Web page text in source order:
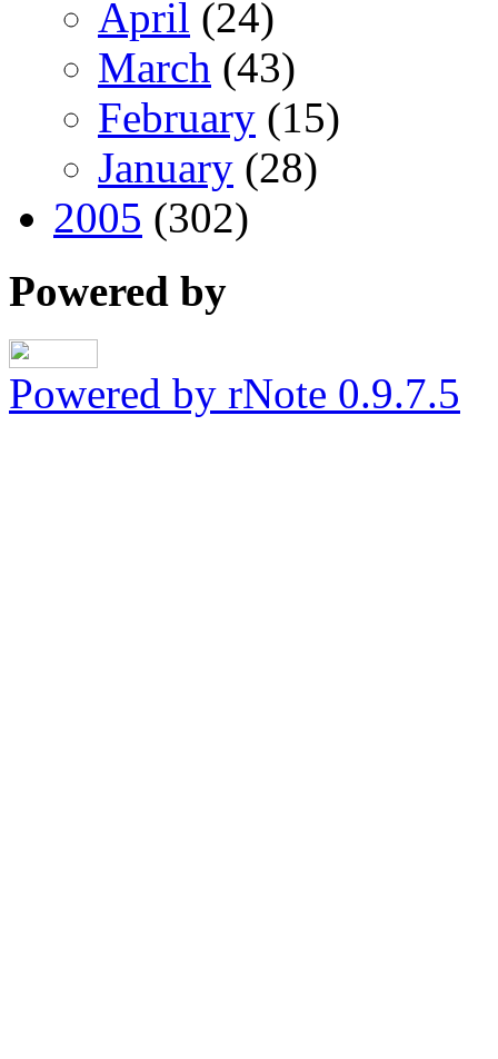
April (24)
March (43)
February (15)
January (28)
2005 (302)
Powered by
Powered by rNote 0.9.7.5